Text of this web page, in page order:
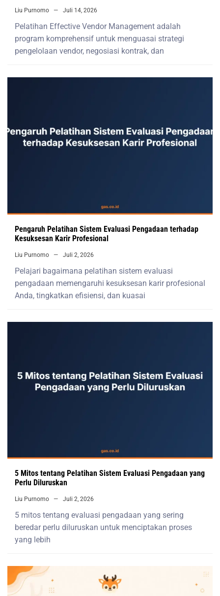
Liu Purnomo Juli 14, 2026
Pelatihan Effective Vendor Management adalah
program komprehensif untuk menguasai strategi
pengelolaan vendor, negosiasi kontrak, dan
Pengaruh Pelatihan Sistem Evaluasi Pengadaan terhadap
Kesuksesan Karir Profesional
Liu Purnomo Juli 2, 2026
Pelajari bagaimana pelatihan sistem evaluasi
pengadaan memengaruhi kesuksesan karir profesional
Anda, tingkatkan efisiensi, dan kuasai
5 Mitos tentang Pelatihan Sistem Evaluasi Pengadaan yang
Perlu Diluruskan
Liu Purnomo Juli 2, 2026
5 mitos tentang evaluasi pengadaan yang sering
beredar perlu diluruskan untuk menciptakan proses
yang lebih